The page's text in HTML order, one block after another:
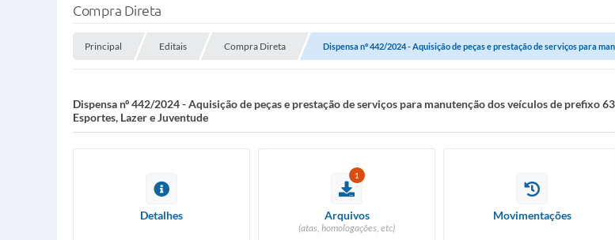
Compra Direta
Principal Editais Compra Direta Dispensa nº 442/2024 - Aquisição de peças e prestação de serviços para
Dispensa nº 442/2024 - Aquisição de peças e prestação de serviços para manutenção dos veículos de prefixo
Esportes, Lazer e Juventude
Detalhes
1
Arquivos
(atas, homologações, etc)
Movimentações